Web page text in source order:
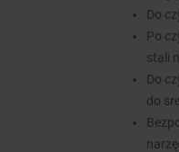
Do
Po
stali
Do
do